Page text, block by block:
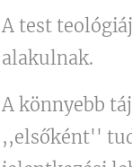
A test
alakulnak.
A könnyebb
,,elsőként''